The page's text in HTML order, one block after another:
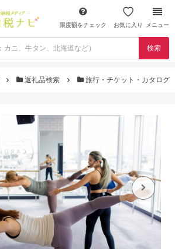
限度額をチェック お気に入り メニュー
検索
返礼品検索 旅行・チケット・カタログ